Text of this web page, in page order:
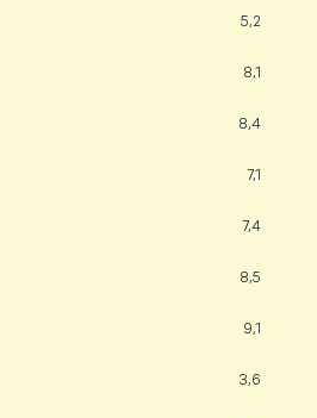
5,2
8,1
8,4
7,1
7,4
8,5
9,1
3,6